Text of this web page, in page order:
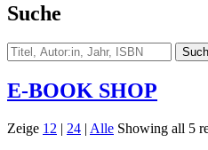
Suche
E-BOOK SHOP
Zeige 12 | 24 | Alle Showing all 5